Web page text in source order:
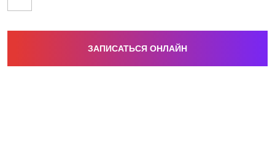
ЗАПИСАТЬСЯ ОНЛАЙН